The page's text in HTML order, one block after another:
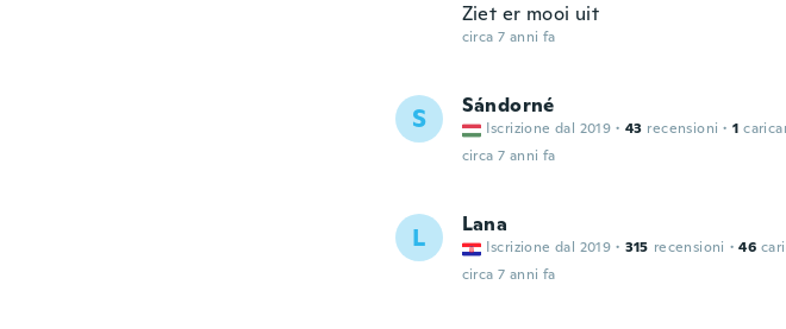
Ziet er mooi uit
circa 7 anni fa
S Sándorné
Iscrizione dal 2019 · 43 recensioni · 1
circa 7 anni fa
L Lana
Iscrizione dal 2019 · 315 recensioni · 46
circa 7 anni fa